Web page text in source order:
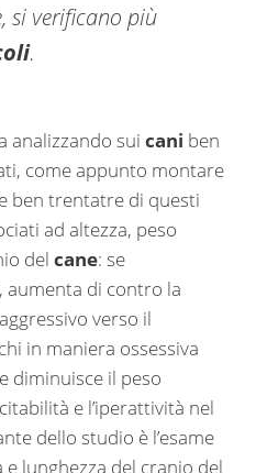
si verificano più
.
analizzando sui cani ben
come appunto montare
ben trentatre di questi
ad altezza, peso
del cane: se
aumenta di contro la
verso il
in maniera ossessiva
diminuisce il peso
e l’iperattività nel
dello studio è l’esame
lunghezza del cranio del